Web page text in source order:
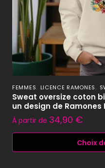
FEMMES, LICENCE RAMONES,
Sweat oversize coton
un design de Ramones
À partir de 34,90 €
Choix